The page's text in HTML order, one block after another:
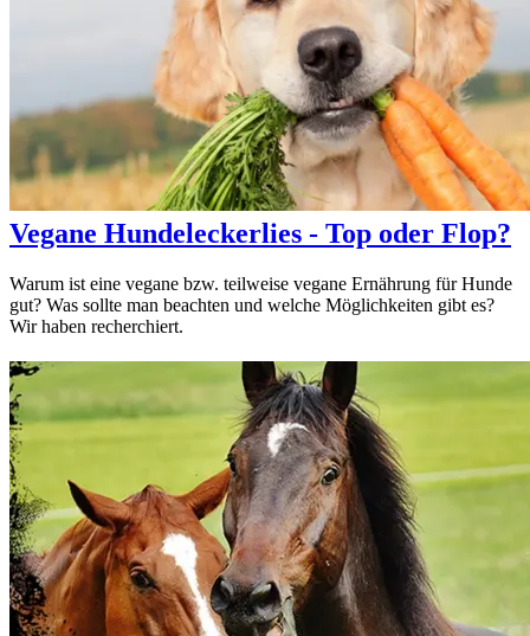
Vegane Hundeleckerlies - Top oder Flop?
Warum ist eine vegane bzw. teilweise vegane Ernährung für Hunde
gut? Was sollte man beachten und welche Möglichkeiten gibt es?
Wir haben recherchiert.